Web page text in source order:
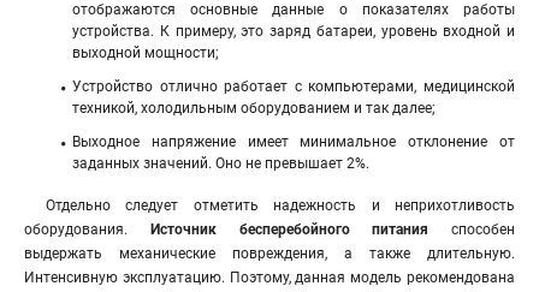
отображаются основные данные о показателях работы
устройства. К примеру, это заряд батареи, уровень входной и
выходной мощности;
Устройство отлично работает с компьютерами, медицинской
техникой, холодильным оборудованием и так далее;
Выходное напряжение имеет минимальное отклонение от
заданных значений. Оно не превышает 2%.
Отдельно следует отметить надежность и неприхотливость
оборудования.
Источник бесперебойного питания способен
выдержать механические повреждения, а также длительную.
Интенсивную эксплуатацию. Поэтому, данная модель рекомендована